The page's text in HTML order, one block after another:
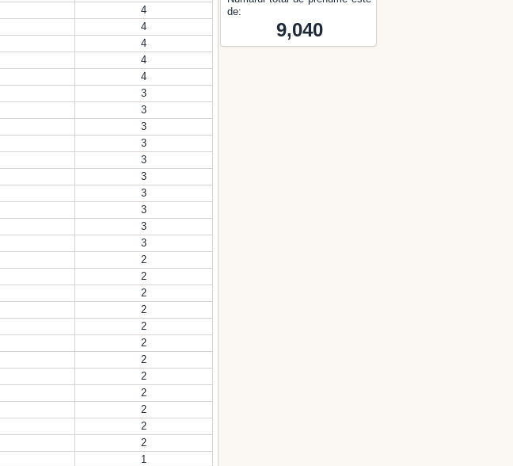
4
4
4
4
4
3
3
3
3
3
3
3
3
3
3
2
2
2
2
2
2
2
2
2
2
2
2
1
de:
9,040